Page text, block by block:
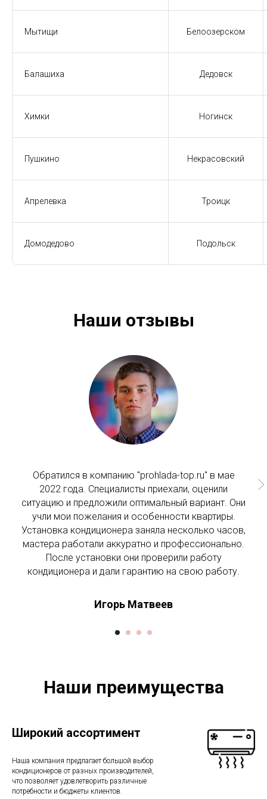
Мытищи Белоозерском
Балашиха Дедовск
Химки Ногинск
Пушкино Некрасовский
Апрелевка Троицк
Домодедово Подольск
Наши отзывы
Обратился в компанию "prohlada-top.ru" в мае
2022 года. Специалисты приехали, оценили
ситуацию и предложили оптимальный вариант. Они
учли мои пожелания и особенности квартиры.
Установка кондиционера заняла несколько часов,
мастера работали аккуратно и профессионально.
После установки они проверили работу
кондиционера и дали гарантию на свою работу.
Игорь Матвеев
Наши преимущества
Широкий ассортимент
Наша компания предлагает большой выбор
кондиционеров от разных производителей,
что позволяет удовлетворить различные
потребности и бюджеты клиентов.